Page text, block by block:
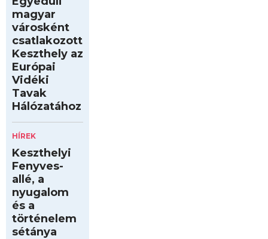
magyar
városként
csatlakozott
Keszthely az
Európai
Vidéki
Tavak
Hálózatához
HÍREK
Keszthelyi
Fenyves-
allé, a
nyugalom
és a
történelem
sétánya